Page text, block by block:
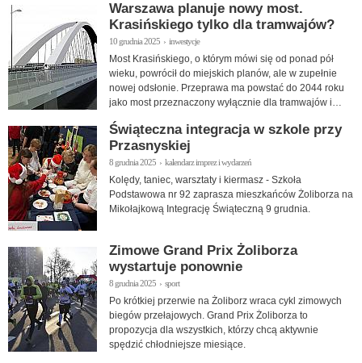
Warszawa planuje nowy most.
Krasińskiego tylko dla tramwajów?
10 grudnia 2025 › inwestycje
Most Krasińskiego, o którym mówi się od ponad pół
wieku, powrócił do miejskich planów, ale w zupełnie
nowej odsłonie. Przeprawa ma powstać do 2044 roku
jako most przeznaczony wyłącznie dla tramwajów i
Świąteczna integracja w szkole przy
Przasnyskiej
8 grudnia 2025 › kalendarz imprez i wydarzeń
Kolędy, taniec, warsztaty i kiermasz - Szkoła
Podstawowa nr 92 zaprasza mieszkańców Żoliborza na
Mikołajkową Integrację Świąteczną 9 grudnia.
Zimowe Grand Prix Żoliborza
wystartuje ponownie
8 grudnia 2025 › sport
Po krótkiej przerwie na Żoliborz wraca cykl zimowych
biegów przełajowych. Grand Prix Żoliborza to
propozycja dla wszystkich, którzy chcą aktywnie
spędzić chłodniejsze miesiące.